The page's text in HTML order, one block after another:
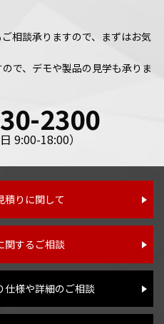
相談承りますので、まずはお気
で、デモや製品の見学も承りま
2300
9:00-18:00）
積りに関して
関するご相談
仕様や詳細のご相談